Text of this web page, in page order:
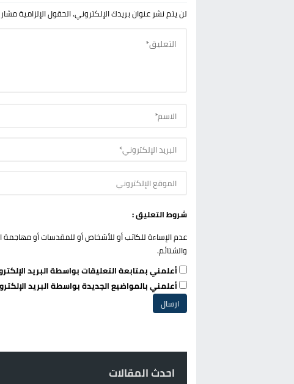
لن يتم نشر عنوان بريدك الإلكتروني.الحقول الإلزامية مشار
شروط التعليق :
عدم الإساءة للكاتب أو للأشخاص أو للمقدسات أو مهاجمة
والشتائم.
أعلمني بمتابعة التعليقات بواسطة البريد
أعلمني بالمواضيع الجديدة بواسطة البريد
احدث المقالات